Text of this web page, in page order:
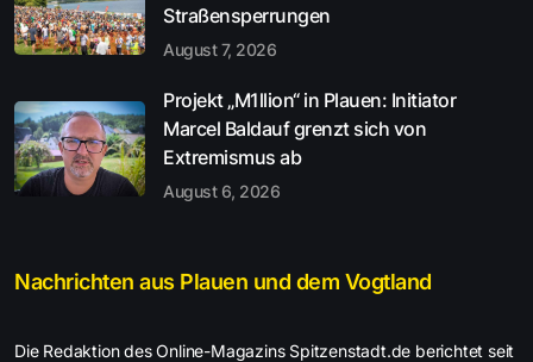
Straßensperrungen
August 7, 2026
Projekt „M1llion“ in Plauen: Initiator
Marcel Baldauf grenzt sich von
Extremismus ab
August 6, 2026
Nachrichten aus Plauen und dem Vogtland
Die Redaktion des Online-Magazins Spitzenstadt.de berichtet seit